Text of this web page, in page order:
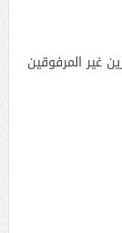
غير المرفوقين